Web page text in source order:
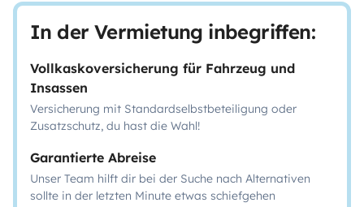
In der Vermietung inbegriffen:
Vollkaskoversicherung für Fahrzeug und
Insassen
Versicherung mit Standardselbstbeteiligung oder
Zusatzschutz, du hast die Wahl!
Garantierte Abreise
Unser Team hilft dir bei der Suche nach Alternativen
sollte in der letzten Minute etwas schiefgehen